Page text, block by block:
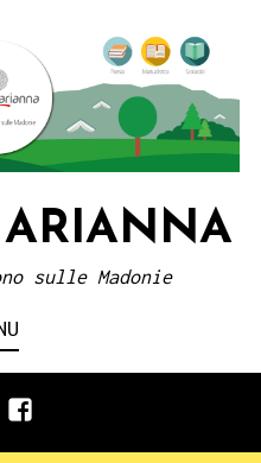
sulle Madonie
facebook